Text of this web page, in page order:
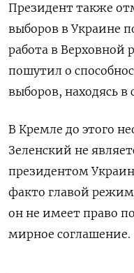
Президент также
выборов в Украине
работа в Верховной
пошутил о
выборов, находясь
В Кремле до этого
Зеленский не
президентом
факто главой
он не имеет право
мирное соглашение.